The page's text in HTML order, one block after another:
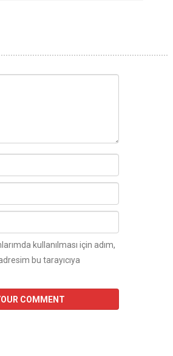
kullanılması için adım,
bu tarayıcıya